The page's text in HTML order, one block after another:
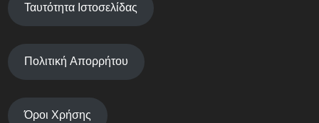
Ταυτότητα Ιστοσελίδας
Πολιτική Απορρήτου
Όροι Χρήσης